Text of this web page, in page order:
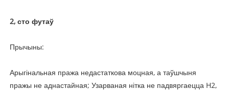
2, сто футаў
Прычыны:
Арыгінальная пража недастаткова моцная, а таўшчыня
пражы не аднастайная; Узарваная нітка не падвяргаецца H2,